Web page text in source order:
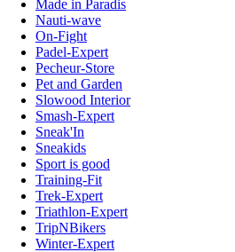
Made in Paradis
Nauti-wave
On-Fight
Padel-Expert
Pecheur-Store
Pet and Garden
Slowood Interior
Smash-Expert
Sneak'In
Sneakids
Sport is good
Training-Fit
Trek-Expert
Triathlon-Expert
TripNBikers
Winter-Expert